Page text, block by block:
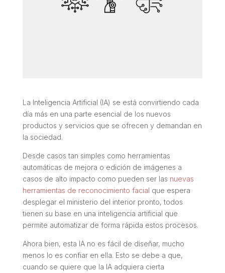
La Inteligencia Artificial (IA) se está convirtiendo cada
día más en una parte esencial de los nuevos
productos y servicios que se ofrecen y demandan en
la sociedad.
Desde casos tan simples como herramientas
automáticas de mejora o edición de imágenes a
casos de alto impacto como pueden ser las nuevas
herramientas de reconocimiento facial que espera
desplegar el ministerio del interior pronto, todos
tienen su base en una inteligencia artificial que
permite automatizar de forma rápida estos procesos.
Ahora bien, esta IA no es fácil de diseñar, mucho
menos lo es confiar en ella. Esto se debe a que,
cuando se quiere que la IA adquiera cierta